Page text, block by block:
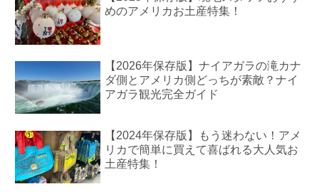
めのアメリカお土産特集！
【2026年保存版】ナイアガラの滝カナ
ダ側とアメリカ側どっちが素敵？ナイ
アガラ観光完全ガイド
【2024年保存版】もう迷わない！アメ
リカで簡単に買えて喜ばれる大人気お
土産特集！